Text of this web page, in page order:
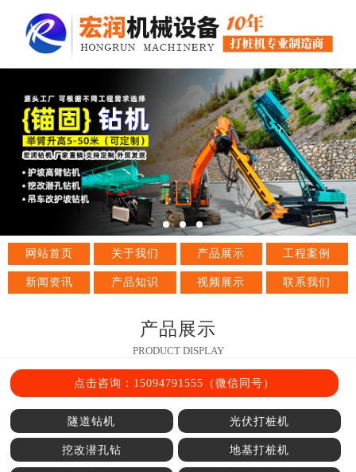
网站首页 关于我们 产品展示 工程案例
新闻资讯 产品知识 视频展示 联系我们
产品展示
PRODUCT DISPLAY
点击咨询：15094791555（微信同号）
隧道钻机 光伏打桩机
挖改潜孔钻 地基打桩机